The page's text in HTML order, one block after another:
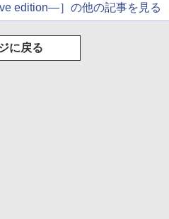
edition―］の他の記事を見る
に戻る